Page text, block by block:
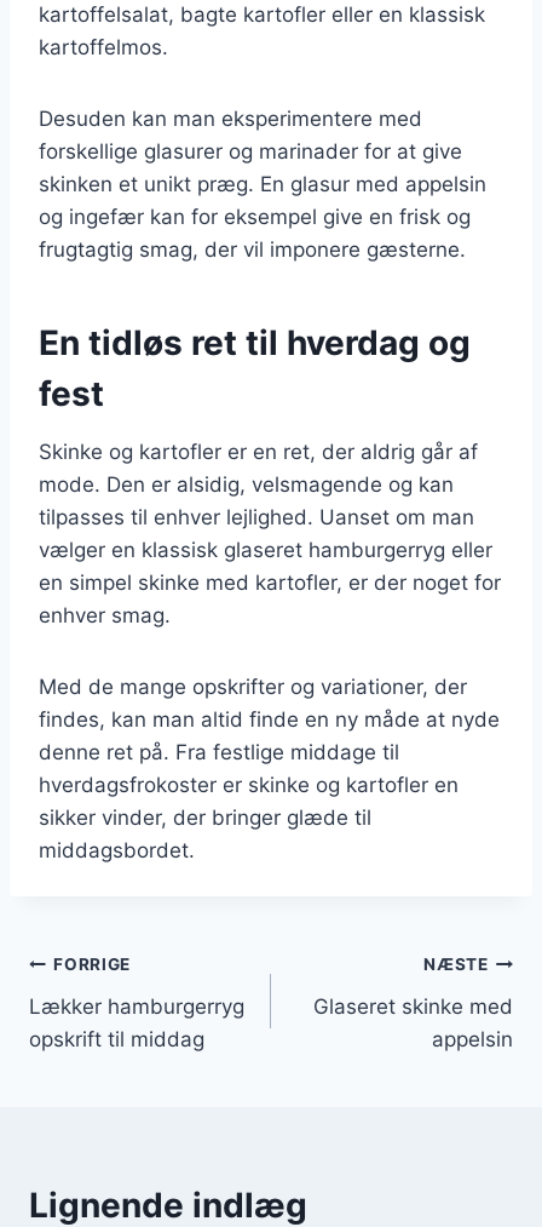
kartoffelsalat, bagte kartofler eller en klassisk
kartoffelmos.
Desuden kan man eksperimentere med
forskellige glasurer og marinader for at give
skinken et unikt præg. En glasur med appelsin
og ingefær kan for eksempel give en frisk og
frugtagtig smag, der vil imponere gæsterne.
En tidløs ret til hverdag og
fest
Skinke og kartofler er en ret, der aldrig går af
mode. Den er alsidig, velsmagende og kan
tilpasses til enhver lejlighed. Uanset om man
vælger en klassisk glaseret hamburgerryg eller
en simpel skinke med kartofler, er der noget for
enhver smag.
Med de mange opskrifter og variationer, der
findes, kan man altid finde en ny måde at nyde
denne ret på. Fra festlige middage til
hverdagsfrokoster er skinke og kartofler en
sikker vinder, der bringer glæde til
middagsbordet.
Indlægsnavigation
FORRIGE
Lækker hamburgerryg
opskrift til middag
NÆSTE
Glaseret skinke med
appelsin
Lignende indlæg